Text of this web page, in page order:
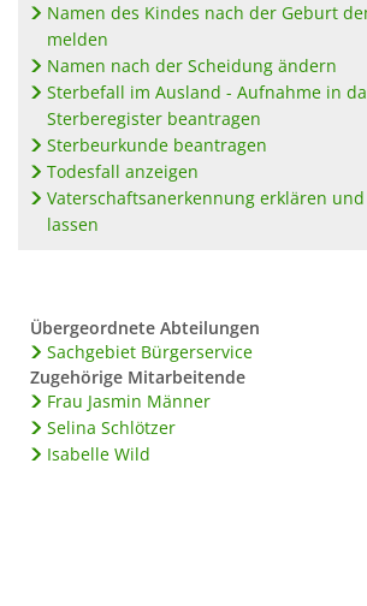
Namen des Kindes nach der Geburt
melden
Namen nach der Scheidung ändern
Sterbefall im Ausland - Aufnahme in
Sterberegister beantragen
Sterbeurkunde beantragen
Todesfall anzeigen
Vaterschaftsanerkennung erklären
lassen
Übergeordnete Abteilungen
Sachgebiet Bürgerservice
Zugehörige Mitarbeitende
Frau Jasmin Männer
Selina Schlötzer
Isabelle Wild